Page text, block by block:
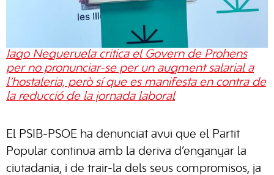
Iago Negueruela critica el Govern de Prohens
per no pronunciar-se per un augment salarial a
l’hostaleria, però sí que es manifesta en contra de
la reducció de la jornada laboral
El PSIB-PSOE ha denunciat avui que el Partit
Popular continua amb la deriva d’enganyar la
ciutadania, i de trair-la dels seus compromisos, ja